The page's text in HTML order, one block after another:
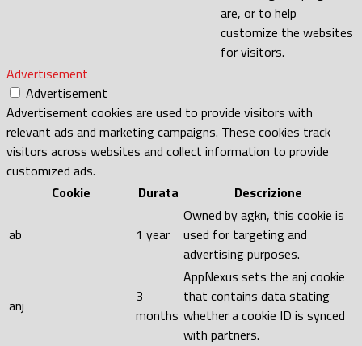
are, or to help
customize the websites
for visitors.
Advertisement
Advertisement
Advertisement cookies are used to provide visitors with
relevant ads and marketing campaigns. These cookies track
visitors across websites and collect information to provide
customized ads.
Cookie
Durata Descrizione
ab 1 year
Owned by agkn, this cookie is
used for targeting and
advertising purposes.
anj
3
months
AppNexus sets the anj cookie
that contains data stating
whether a cookie ID is synced
with partners.